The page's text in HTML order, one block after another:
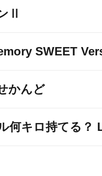
Ⅱ
SWEET
かんど
何キロ持てる？